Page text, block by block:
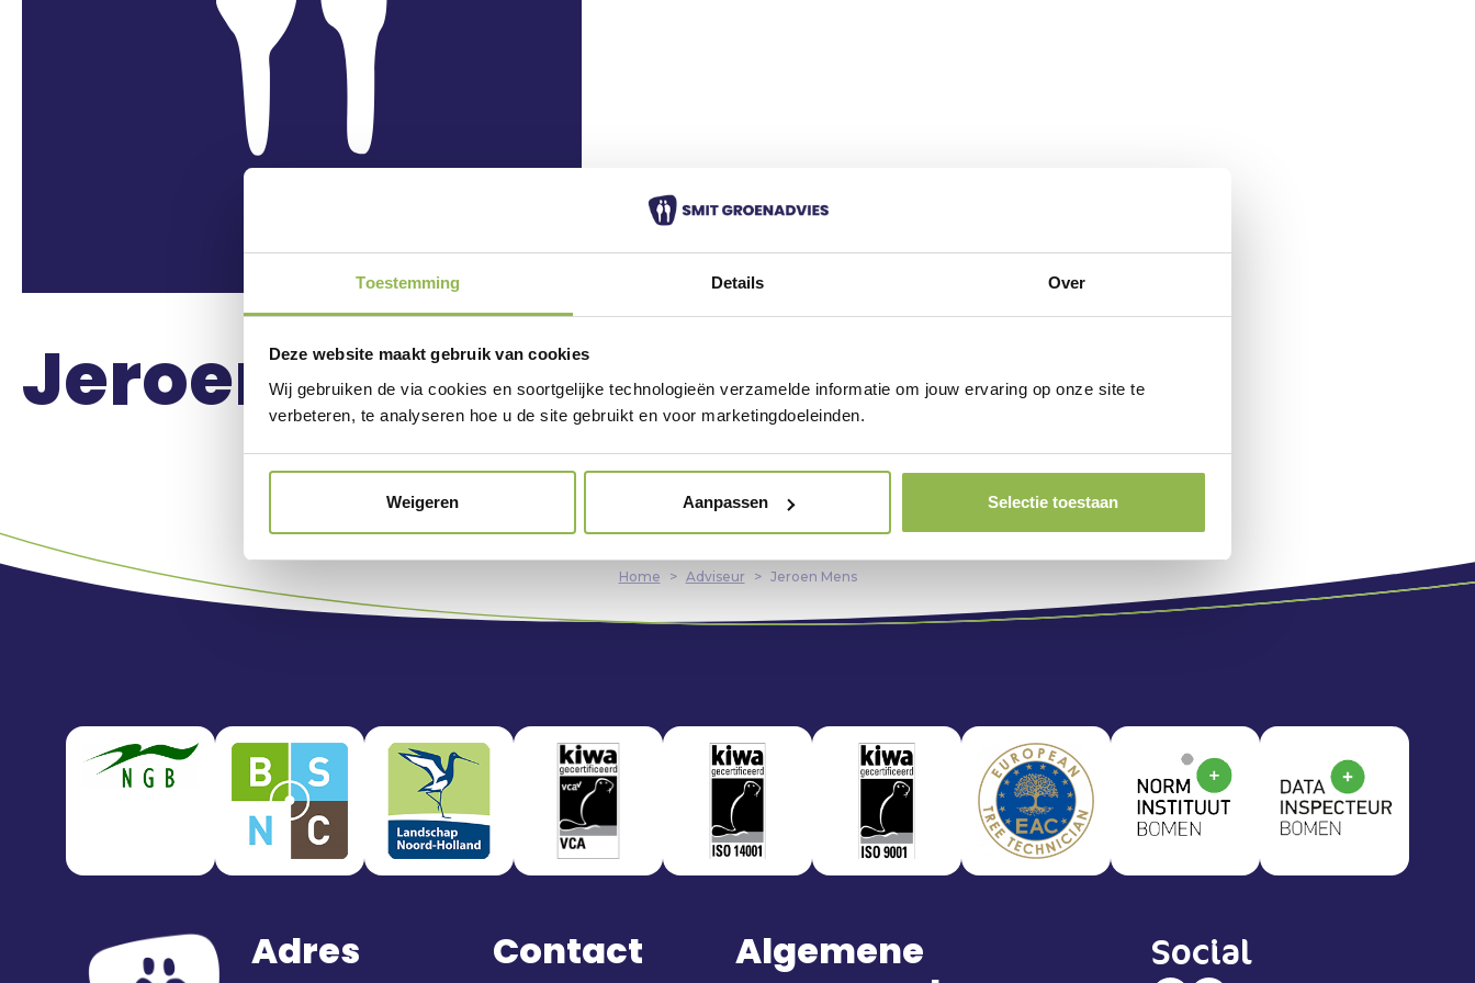
Toestemming Details Over
Deze website maakt gebruik van cookies
Wij gebruiken de via cookies en soortgelijke technologieën verzamelde informatie om jouw ervaring op onze site te
verbeteren, te analyseren hoe u de site gebruikt en voor marketingdoeleinden.
Weigeren Aanpassen Selectie toestaan
Jeroen Mens
Home > Adviseur > Jeroen Mens
Adres Contact
Algemene
Social